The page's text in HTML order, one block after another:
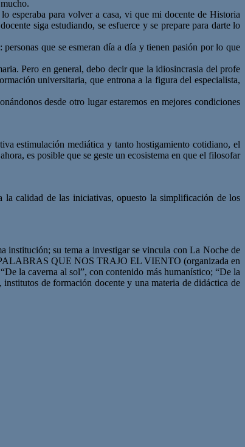
esperaba para volver a casa, vi que mi docente de Historia
siga estudiando, se esfuerce y se prepare para darte lo
que se esmeran día a día y tienen pasión por lo que
Pero en general, debo decir que la idiosincrasia del profe
universitaria, que entrona a la figura del especialista,
desde otro lugar estaremos en mejores condiciones
estimulación mediática y tanto hostigamiento cotidiano, el
es posible que se geste un ecosistema en que el filosofar
la calidad de las iniciativas, opuesto la simplificación de los
institución; su tema a investigar se vincula con La Noche de
PALABRAS QUE NOS TRAJO EL VIENTO (organizada en
la caverna al sol”, con contenido más humanístico; “De la
de formación docente y una materia de didáctica de